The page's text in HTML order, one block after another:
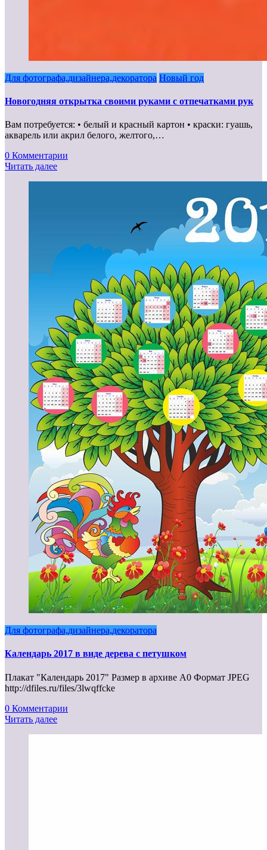
Для фотографа,дизайнера,декоратора Новый год
Новогодняя открытка своими руками с отпечатками рук
Вам потребуется: • белый и красный картон • краски: гуашь,
акварель или акрил белого, желтого,…
0 Комментарии
Читать далее
Для фотографа,дизайнера,декоратора
Календарь 2017 в виде дерева с петушком
Плакат "Календарь 2017" Размер в архиве А0 Формат JPEG
http://dfiles.ru/files/3lwqffcke
0 Комментарии
Читать далее